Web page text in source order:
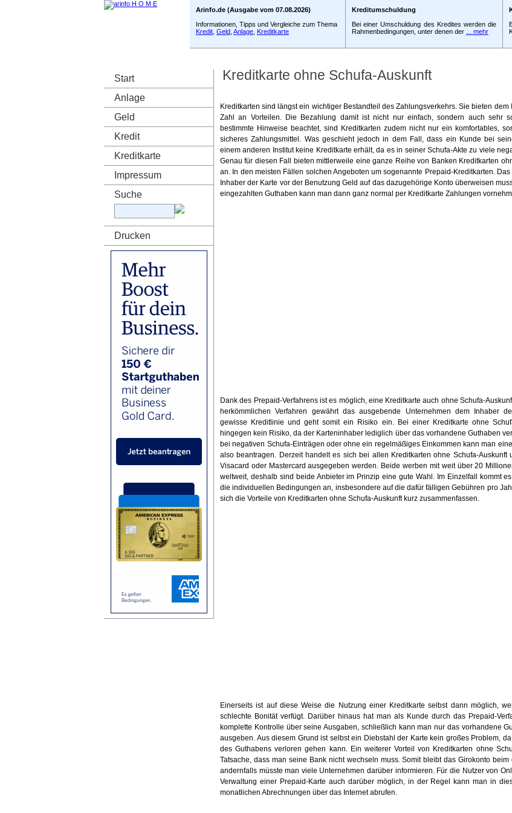
Arinfo.de (Ausgabe vom 07.08.2026)
Informationen, Tipps und Vergleiche zum Thema
Kredit Geld Anlage Kreditkarte
Kreditumschuldung
Bei einer Umschuldung des Kredites werden die
Rahmenbedingungen, unter denen der
... mehr
Start
Anlage
Geld
Kredit
Kreditkarte
Impressum
Suche
Drucken
Kreditkarte ohne Schufa-Auskunft
Kreditkarten sind längst ein wichtiger Bestandteil des Zahlungsverkehrs. Sie bieten dem
Zahl an Vorteilen. Die Bezahlung damit ist nicht nur einfach, sondern auch sehr
bestimmte Hinweise beachtet, sind Kreditkarten zudem nicht nur ein komfortables,
sicheres Zahlungsmittel. Was geschieht jedoch in dem Fall, dass ein Kunde bei
einem anderen Institut keine Kreditkarte erhält, da es in seiner Schufa-Akte zu viele
Genau für diesen Fall bieten mittlerweile eine ganze Reihe von Banken Kreditkarten
an. In den meisten Fällen solchen Angeboten um sogenannte Prepaid-Kreditkarten.
Inhaber der Karte vor der Benutzung Geld auf das dazugehörige Konto überweisen
eingezahlten Guthaben kann man dann ganz normal per Kreditkarte Zahlungen
Dank des Prepaid-Verfahrens ist es möglich, eine Kreditkarte auch ohne Schufa-
herkömmlichen Verfahren gewährt das ausgebende Unternehmen dem Inhaber
gewisse Kreditlinie und geht somit ein Risiko ein. Bei einer Kreditkarte ohne
hingegen kein Risiko, da der Karteninhaber lediglich über das vorhandene Guthaben
bei negativen Schufa-Einträgen oder ohne ein regelmäßiges Einkommen kann man
also beantragen. Derzeit handelt es sich bei allen Kreditkarten ohne Schufa-Auskunft
Visacard oder Mastercard ausgegeben werden. Beide werben mit weit über 20
weltweit, deshalb sind beide Anbieter im Prinzip eine gute Wahl. Im Einzelfall kommt
die individuellen Bedingungen an, insbesondere auf die dafür fälligen Gebühren pro
sich die Vorteile von Kreditkarten ohne Schufa-Auskunft kurz zusammenfassen.
Einerseits ist auf diese Weise die Nutzung einer Kreditkarte selbst dann möglich,
schlechte Bonität verfügt. Darüber hinaus hat man als Kunde durch das Prepaid-
komplette Kontrolle über seine Ausgaben, schließlich kann man nur das vorhandene
ausgeben. Aus diesem Grund ist selbst ein Diebstahl der Karte kein großes Problem,
des Guthabens verloren gehen kann. Ein weiterer Vorteil von Kreditkarten ohne
Tatsache, dass man seine Bank nicht wechseln muss. Somit bleibt das Girokonto beim
andernfalls müsste man viele Unternehmen darüber informieren. Für die Nutzer von
Verwaltung einer Prepaid-Karte auch darüber möglich, in der Regel kann man in
monatlichen Abrechnungen über das Internet abrufen.